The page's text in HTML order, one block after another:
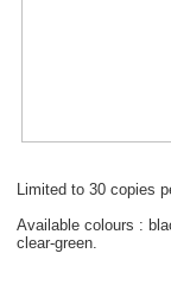
Limited to 30 copies
Available colours :
clear-green.